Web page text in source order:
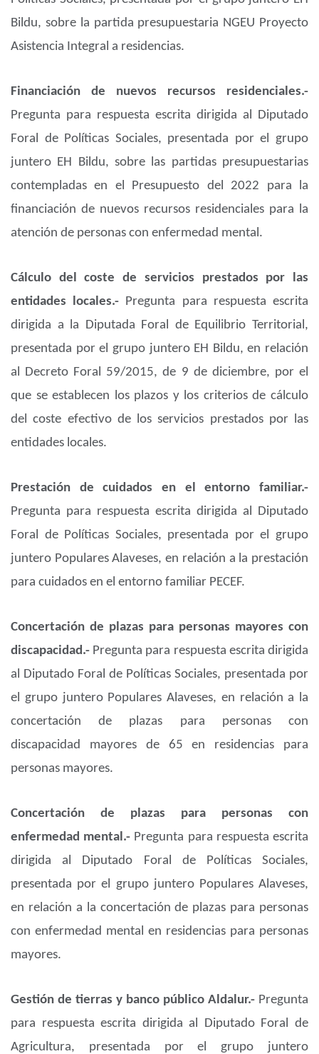
Bildu, sobre la partida presupuestaria NGEU Proyecto
Asistencia Integral a residencias.
Financiación de nuevos recursos residenciales.-
Pregunta para respuesta escrita dirigida al Diputado
Foral de Políticas Sociales, presentada por el grupo
juntero EH Bildu, sobre las partidas presupuestarias
contempladas en el Presupuesto del 2022 para la
financiación de nuevos recursos residenciales para la
atención de personas con enfermedad mental.
Cálculo del coste de servicios prestados por las
entidades locales.- Pregunta para respuesta escrita
dirigida a la Diputada Foral de Equilibrio Territorial,
presentada por el grupo juntero EH Bildu, en relación
al Decreto Foral 59/2015, de 9 de diciembre, por el
que se establecen los plazos y los criterios de cálculo
del coste efectivo de los servicios prestados por las
entidades locales.
Prestación de cuidados en el entorno familiar.-
Pregunta para respuesta escrita dirigida al Diputado
Foral de Políticas Sociales, presentada por el grupo
juntero Populares Alaveses, en relación a la prestación
para cuidados en el entorno familiar PECEF.
Concertación de plazas para personas mayores con
discapacidad.- Pregunta para respuesta escrita dirigida
al Diputado Foral de Políticas Sociales, presentada por
el grupo juntero Populares Alaveses, en relación a la
concertación de plazas para personas con
discapacidad mayores de 65 en residencias para
personas mayores.
Concertación de plazas para personas con
enfermedad mental.- Pregunta para respuesta escrita
dirigida al Diputado Foral de Políticas Sociales,
presentada por el grupo juntero Populares Alaveses,
en relación a la concertación de plazas para personas
con enfermedad mental en residencias para personas
mayores.
Gestión de tierras y banco público Aldalur.- Pregunta
para respuesta escrita dirigida al Diputado Foral de
Agricultura, presentada por el grupo juntero